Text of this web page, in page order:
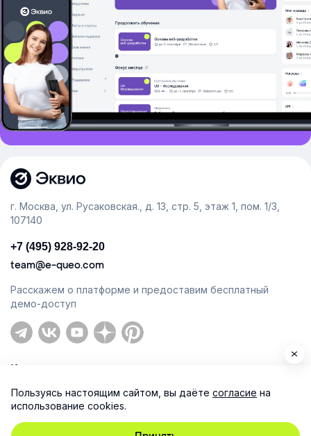
г. Москва, ул. Русаковская., д. 13, стр. 5, этаж 1, пом. 1/3,
107140
+7 (495) 928-92-20
team@e-queo.com
Расскажем о платформе и предоставим бесплатный
демо-доступ
Компания
Продукт
Пользуясь настоящим сайтом, вы даёте согласие на
использование cookies.